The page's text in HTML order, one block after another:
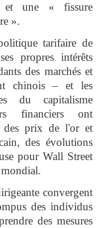
et une « fissure
».
tarifaire de
propres intérêts
des marchés et
chinois – et les
du capitalisme
financiers ont
des prix de l'or et
des évolutions
pour Wall Street
convergent
des individus
des mesures